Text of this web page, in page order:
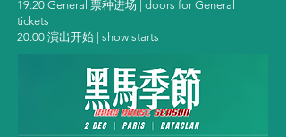
19:20 General 票种进场 | doors for General
tickets
20:00 演出开始 | show starts